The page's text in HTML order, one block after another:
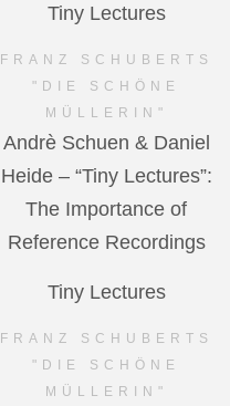
Tiny Lectures
FRANZ SCHUBERTS
"DIE SCHÖNE
MÜLLERIN"
Andrè Schuen & Daniel
Heide – “Tiny Lectures”:
The Importance of
Reference Recordings
Tiny Lectures
FRANZ SCHUBERTS
"DIE SCHÖNE
MÜLLERIN"